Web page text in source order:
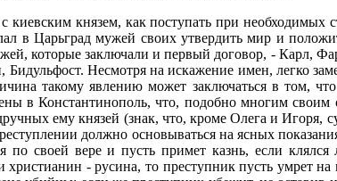
князем, как поступать при необходимых
в Царьград мужей своих утвердить мир и
которые заключали и первый договор, - Карл,
Несмотря на искажение имен, легко
такому явлению может заключаться в том,
в Константинополь, что, подобно многим своим
ему князей (знак, что, кроме Олега и Игоря,
должно основываться на ясных
по своей вере и пусть примет казнь, если
- русина, то преступник пусть умрет